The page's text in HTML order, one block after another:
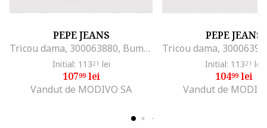
PEPE JEANS
Tricou dama, 300063880, Bumbac, Bleumarin
Initial: 11321 lei
10799lei
Vandut de MODIVO SA
PEPE JEANS
Initial: 11321 lei
10499lei
Vandut de